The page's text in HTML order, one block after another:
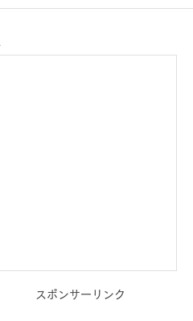
スポンサーリンク